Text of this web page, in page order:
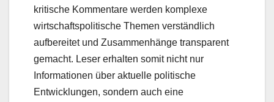
kritische Kommentare werden komplexe
wirtschaftspolitische Themen verständlich
aufbereitet und Zusammenhänge transparent
gemacht. Leser erhalten somit nicht nur
Informationen über aktuelle politische
Entwicklungen, sondern auch eine